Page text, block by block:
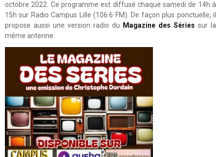
octobre 2022. Ce programme est diffusé chaque samedi de 14h à
15h sur Radio Campus Lille (106.6 FM). De façon plus ponctuelle, il
propose aussi une version radio du
Magazine des Séries sur la
même antenne.